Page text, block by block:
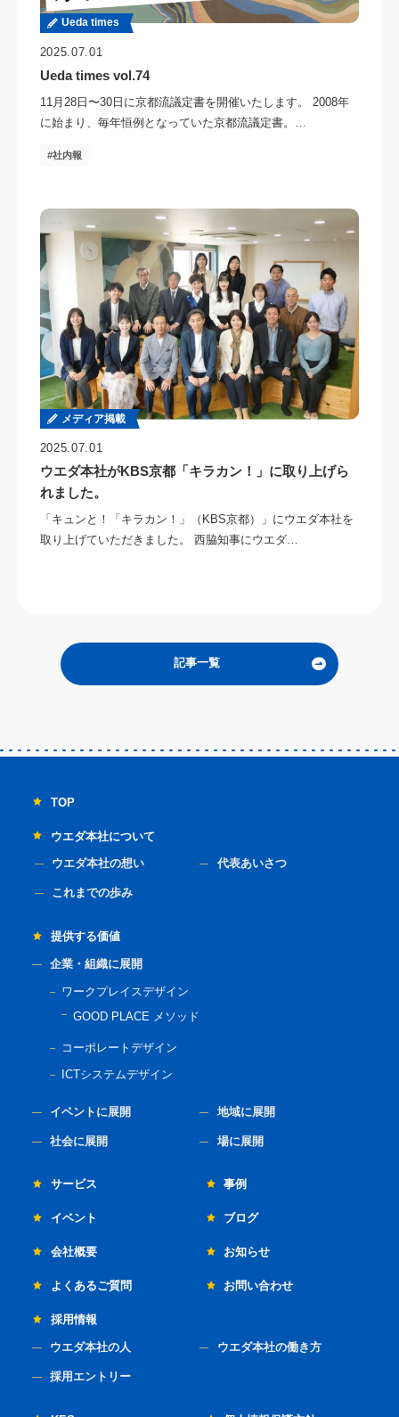
Ueda times
2025.07.01
Ueda times vol.74
11月28日〜30日に京都流議定書を開催いたします。 2008年
に始まり、毎年恒例となっていた京都流議定書。…
社内報
メディア掲載
2025.07.01
ウエダ本社がKBS京都「キラカン！」に取り上げら
れました。
「キュンと！「キラカン！」（KBS京都）」にウエダ本社を
取り上げていただきました。 西脇知事にウエダ…
記事一覧
TOP
ウエダ本社について
ウエダ本社の想い 代表あいさつ
これまでの歩み
提供する価値
企業・組織に展開
ワークプレイスデザイン
GOOD PLACE メソッド
コーポレートデザイン
ICTシステムデザイン
イベントに展開 地域に展開
社会に展開 場に展開
サービス 事例
イベント ブログ
会社概要 お知らせ
よくあるご質問 お問い合わせ
採用情報
ウエダ本社の人 ウエダ本社の働き方
採用エントリー